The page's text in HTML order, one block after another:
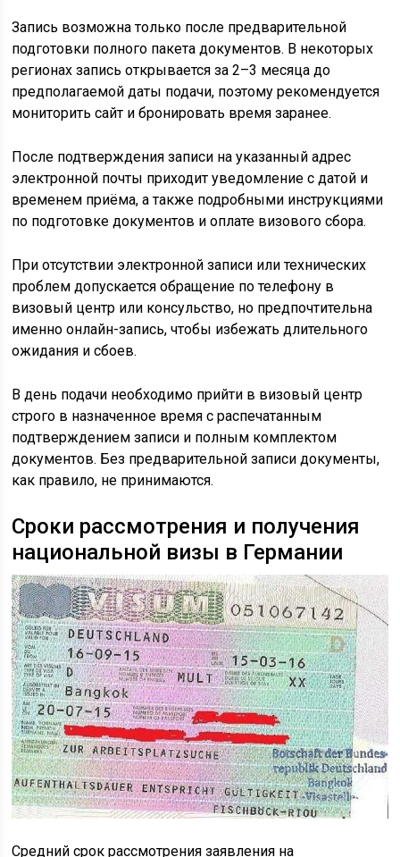
Запись возможна только после предварительной
подготовки полного пакета документов. В некоторых
регионах запись открывается за 2–3 месяца до
предполагаемой даты подачи, поэтому рекомендуется
мониторить сайт и бронировать время заранее.
После подтверждения записи на указанный адрес
электронной почты приходит уведомление с датой и
временем приёма, а также подробными инструкциями
по подготовке документов и оплате визового сбора.
При отсутствии электронной записи или технических
проблем допускается обращение по телефону в
визовый центр или консульство, но предпочтительна
именно онлайн-запись, чтобы избежать длительного
ожидания и сбоев.
В день подачи необходимо прийти в визовый центр
строго в назначенное время с распечатанным
подтверждением записи и полным комплектом
документов. Без предварительной записи документы,
как правило, не принимаются.
Сроки рассмотрения и получения
национальной визы в Германии
Средний срок рассмотрения заявления на